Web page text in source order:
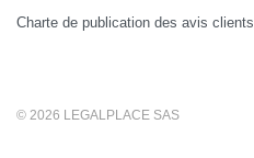
Charte de publication des avis clients
© 2026 LEGALPLACE SAS